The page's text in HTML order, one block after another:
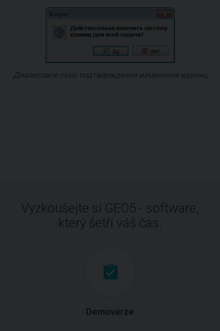
Диалоговое окно подтверждения изменения единиц
Vyzkoušejte si GEO5 - software,
který šetří váš čas.
Demoverze